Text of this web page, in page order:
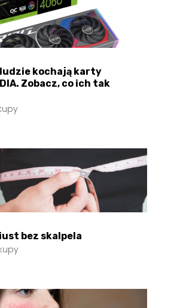
ludzie kochają karty
Zobacz, co ich tak
bez skalpela